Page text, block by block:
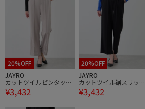
20%OFF
JAYRO
カットツイルピンタック
入りストレートパンツ
¥3,432
20%OFF
JAYRO
カットツイル裾スリット
入りパンツ
¥3,432